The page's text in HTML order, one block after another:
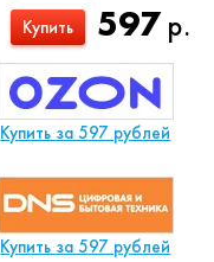
597р.
Купить
Купить за 597 рублей
Купить за 597 рублей